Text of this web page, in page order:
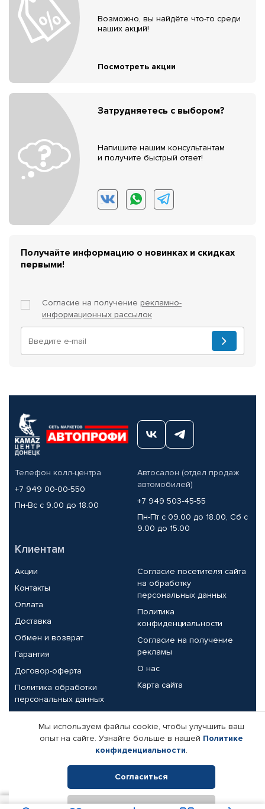
Возможно, вы найдёте что-то среди
наших акций!
Посмотреть акции
Затрудняетесь с выбором?
Напишите нашим консультантам
и получите быстрый ответ!
Получайте информацию о новинках и скидках
первыми!
Согласие на получение рекламно-
информационных рассылок
Телефон колл-центра
+7 949 00-00-550
Пн-Вс с 9.00 до 18.00
Автосалон (отдел продаж
автомобилей)
+7 949 503-45-55
Пн-Пт с 09.00 до 18.00, Сб с
9.00 до 15.00
Клиентам
Акции
Контакты
Оплата
Доставка
Обмен и возврат
Гарантия
Договор-оферта
Политика обработки
персональных данных
Согласие посетителя сайта
на обработку
персональных данных
Политика
конфиденциальности
Согласие на получение
рекламы
О нас
Карта сайта
Партнерам
Корпоративным клиентам
Поставщикам
Реквизиты компании
Мы используем файлы cookie, чтобы улучшить ваш
опыт на сайте. Узнайте больше в нашей Политике
конфиденциальности.
Согласиться
Отклонить